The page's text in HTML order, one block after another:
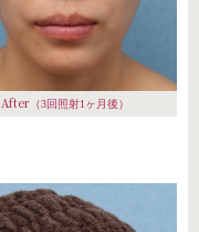
After（3回照射1ヶ月後）